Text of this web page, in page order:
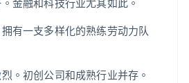
金融和科技行业尤其如此。
有一支多样化的熟练劳动力队
。初创公司和成熟行业并存。